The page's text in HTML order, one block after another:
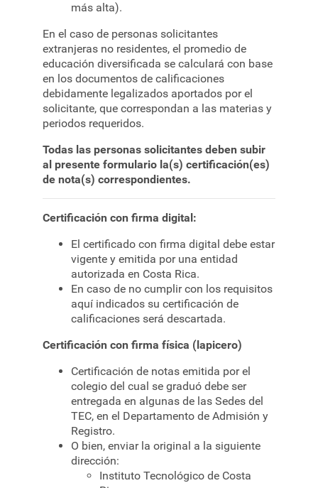
más alta).
En el caso de personas solicitantes
extranjeras no residentes, el promedio de
educación diversificada se calculará con base
en los documentos de calificaciones
debidamente legalizados aportados por el
solicitante, que correspondan a las materias y
periodos requeridos.
Todas las personas solicitantes deben subir
al presente formulario la(s) certificación(es)
de nota(s) correspondientes.
Certificación con firma digital:
El certificado con firma digital debe estar
vigente y emitida por una entidad
autorizada en Costa Rica.
En caso de no cumplir con los requisitos
aquí indicados su certificación de
calificaciones será descartada.
Certificación con firma física (lapicero)
Certificación de notas emitida por el
colegio del cual se graduó debe ser
entregada en algunas de las Sedes del
TEC, en el Departamento de Admisión y
Registro.
O bien, enviar la original a la siguiente
dirección:
Instituto Tecnológico de Costa